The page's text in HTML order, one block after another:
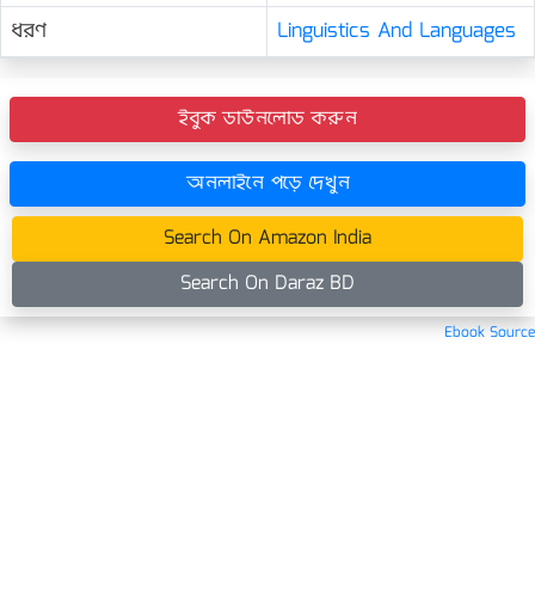
ধরণ
Linguistics And Languages
ইবুক ডাউনলোড করুন
অনলাইনে পড়ে দেখুন
Search On Amazon India
Search On Daraz BD
Ebook Source